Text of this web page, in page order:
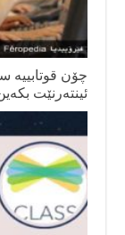
چۆن قوتابییە
ئینتەرنێت